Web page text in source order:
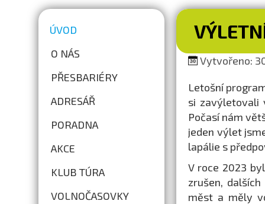
ÚVOD
O NÁS
PŘESBARIÉRY
ADRESÁŘ
PORADNA
AKCE
KLUB TÚRA
VOLNOČASOVKY
Vytvořeno:
Letošní
si zavýletovali
Počasí nám
jeden výlet
lapálie s
V roce 2023
zrušen,
měst a měly